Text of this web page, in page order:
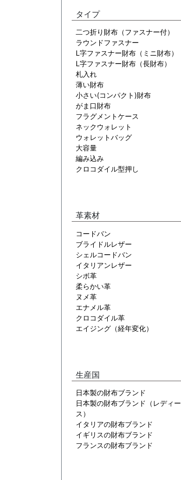
タイプ
二つ折り財布（ファスナー付）
ラウンドファスナー
L字ファスナー財布（ミニ財布）
L字ファスナー財布（長財布）
札入れ
薄い財布
小さい(コンパクト)財布
がま口財布
フラグメントケース
ネックウォレット
ウォレットバッグ
大容量
編み込み
クロコダイル型押し
革素材
コードバン
ブライドルレザー
シェルコードバン
イタリアンレザー
シボ革
柔らかい革
ヌメ革
エナメル革
クロコダイル革
エイジング（経年変化）
生産国
日本製の財布ブランド
日本製の財布ブランド（レディー
ス）
イタリアの財布ブランド
イギリスの財布ブランド
フランスの財布ブランド